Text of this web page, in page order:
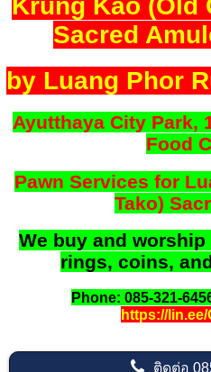
Krung Kao (Old
Sacred
by Luang Phor
Ayutthaya City Park,
Food
Pawn Services for
Tako)
We buy and
rings, coins,
Phone: 085-321-
https://
ติดต่อ